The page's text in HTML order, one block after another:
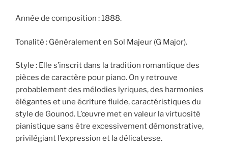
Année de composition : 1888.
Tonalité : Généralement en Sol Majeur (G Major).
Style : Elle s’inscrit dans la tradition romantique des
pièces de caractère pour piano. On y retrouve
probablement des mélodies lyriques, des harmonies
élégantes et une écriture fluide, caractéristiques du
style de Gounod. L’œuvre met en valeur la virtuosité
pianistique sans être excessivement démonstrative,
privilégiant l’expression et la délicatesse.